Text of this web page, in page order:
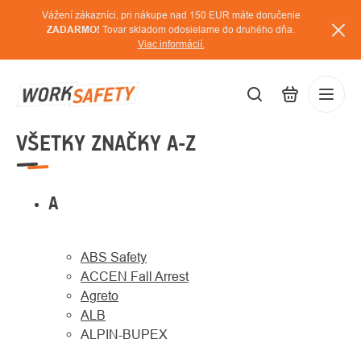
Vážení zákazníci, pri nákupe nad 150 EUR máte doručenie
ZADARMO! Tovar skladom odosielame do druhého dňa.
Viac informácií.
VŠETKY ZNAČKY A-Z
A
ABS Safety
ACCEN Fall Arrest
Agreto
ALB
ALPIN-BUPEX